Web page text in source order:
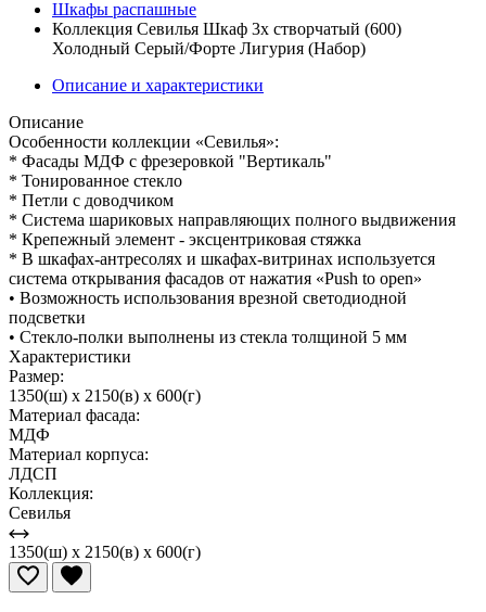
Шкафы распашные
Коллекция Севилья Шкаф 3х створчатый (600)
Холодный Серый/Форте Лигурия (Набор)
Описание и характеристики
Описание
Особенности коллекции «Севилья»:
* Фасады МДФ с фрезеровкой "Вертикаль"
* Тонированное стекло
* Петли с доводчиком
* Система шариковых направляющих полного выдвижения
* Крепежный элемент - эксцентриковая стяжка
* В шкафах-антресолях и шкафах-витринах используется
система открывания фасадов от нажатия «Push to open»
• Возможность использования врезной светодиодной
подсветки
• Стекло-полки выполнены из стекла толщиной 5 мм
Характеристики
Размер:
1350(ш) x 2150(в) x 600(г)
Материал фасада:
МДФ
Материал корпуса:
ЛДСП
Коллекция:
Севилья
1350(ш) x 2150(в) x 600(г)